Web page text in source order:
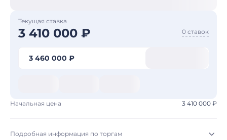
Текущая ставка
3 410 000 ₽ 0 ставок
3 460 000 ₽
Начальная цена 3 410 000 ₽
Подробная информация по торгам